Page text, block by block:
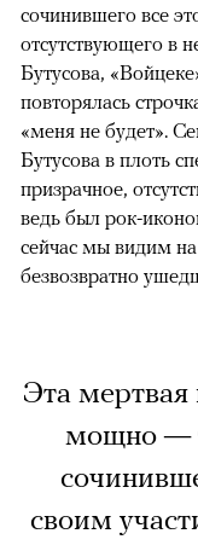
сочинившего все
отсутствующего в
Бутусова,
повторялась
«меня не будет».
Бутусова в плоть
призрачное,
ведь был рок-
сейчас мы видим
безвозвратно
Эта мертвая
мощно —
своим